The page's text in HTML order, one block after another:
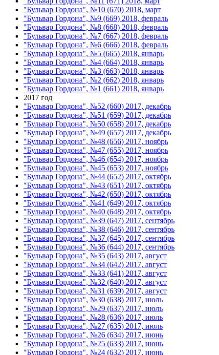
"Бульвар Гордона", №10 (670) 2018, март
"Бульвар Гордона", №9 (669) 2018, февраль
"Бульвар Гордона", №8 (668) 2018, февраль
"Бульвар Гордона", №7 (667) 2018, февраль
"Бульвар Гордона", №6 (666) 2018, февраль
"Бульвар Гордона", №5 (665) 2018, январь
"Бульвар Гордона", №4 (664) 2018, январь
"Бульвар Гордона", №3 (663) 2018, январь
"Бульвар Гордона", №2 (662) 2018, январь
"Бульвар Гордона", №1 (661) 2018, январь
2017 год
"Бульвар Гордона", №52 (660) 2017, декабрь
"Бульвар Гордона", №51 (659) 2017, декабрь
"Бульвар Гордона", №50 (658) 2017, декабрь
"Бульвар Гордона", №49 (657) 2017, декабрь
"Бульвар Гордона", №48 (656) 2017, ноябрь
"Бульвар Гордона", №47 (655) 2017, ноябрь
"Бульвар Гордона", №46 (654) 2017, ноябрь
"Бульвар Гордона", №45 (653) 2017, ноябрь
"Бульвар Гордона", №44 (652) 2017, октябрь
"Бульвар Гордона", №43 (651) 2017, октябрь
"Бульвар Гордона", №42 (650) 2017, октябрь
"Бульвар Гордона", №41 (649) 2017, октябрь
"Бульвар Гордона", №40 (648) 2017, октябрь
"Бульвар Гордона", №39 (647) 2017, сентябрь
"Бульвар Гордона", №38 (646) 2017, сентябрь
"Бульвар Гордона", №37 (645) 2017, сентябрь
"Бульвар Гордона", №36 (644) 2017, сентябрь
"Бульвар Гордона", №35 (643) 2017, август
"Бульвар Гордона", №34 (642) 2017, август
"Бульвар Гордона", №33 (641) 2017, август
"Бульвар Гордона", №32 (640) 2017, август
"Бульвар Гордона", №31 (639) 2017, август
"Бульвар Гордона", №30 (638) 2017, июль
"Бульвар Гордона", №29 (637) 2017, июль
"Бульвар Гордона", №28 (636) 2017, июль
"Бульвар Гордона", №27 (635) 2017, июль
"Бульвар Гордона", №26 (634) 2017, июнь
"Бульвар Гордона", №25 (633) 2017, июнь
"Бульвар Гордона", №24 (632) 2017, июнь